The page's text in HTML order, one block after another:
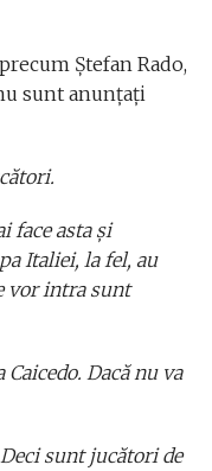
Ștefan Rado,
sunt anunțați
face asta și
Italiei, la fel, au
vor intra sunt
Dacă nu va
sunt jucători de